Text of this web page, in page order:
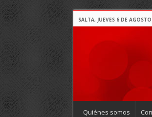
SALTA, JUEVES 6 DE
Quiénes somos